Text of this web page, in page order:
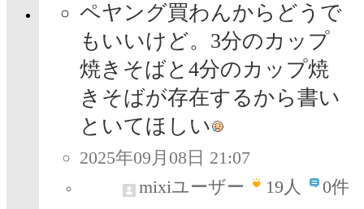
ペヤング買わんからどうで
もいいけど。3分のカップ
焼きそばと4分のカップ焼
きそばが存在するから書い
といてほしい
2025年09月08日 21:07
mixiユーザー
19人 0件